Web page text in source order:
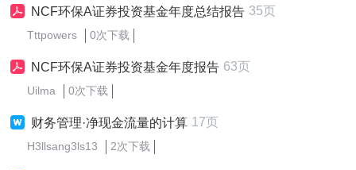
NCF环保A证券投资基金年度总结报告 35页
Tttpowers 0次下载
NCF环保A证券投资基金年度报告 63页
Uilma 0次下载
财务管理·净现金流量的计算 17页
H3llsang3ls13 2次下载